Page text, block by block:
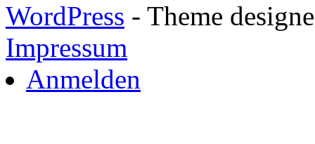
WordPress - Theme
Impressum
Anmelden